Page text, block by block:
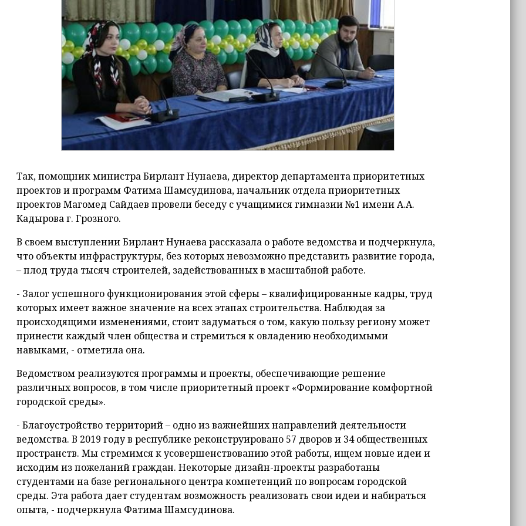
Так, помощник министра Бирлант Нунаева, директор департамента приоритетных
проектов и программ Фатима Шамсудинова, начальник отдела приоритетных
проектов Магомед Сайдаев провели беседу с учащимися гимназии №1 имени А.А.
Кадырова г. Грозного.
В своем выступлении Бирлант Нунаева рассказала о работе ведомства и подчеркнула,
что объекты инфраструктуры, без которых невозможно представить развитие города,
– плод труда тысяч строителей, задействованных в масштабной работе.
- Залог успешного функционирования этой сферы – квалифицированные кадры, труд
которых имеет важное значение на всех этапах строительства. Наблюдая за
происходящими изменениями, стоит задуматься о том, какую пользу региону может
принести каждый член общества и стремиться к овладению необходимыми
навыками, - отметила она.
Ведомством реализуются программы и проекты, обеспечивающие решение
различных вопросов, в том числе приоритетный проект «Формирование комфортной
городской среды».
- Благоустройство территорий – одно из важнейших направлений деятельности
ведомства. В 2019 году в республике реконструировано 57 дворов и 34 общественных
пространств. Мы стремимся к усовершенствованию этой работы, ищем новые идеи и
исходим из пожеланий граждан. Некоторые дизайн-проекты разработаны
студентами на базе регионального центра компетенций по вопросам городской
среды. Эта работа дает студентам возможность реализовать свои идеи и набираться
опыта, - подчеркнула Фатима Шамсудинова.